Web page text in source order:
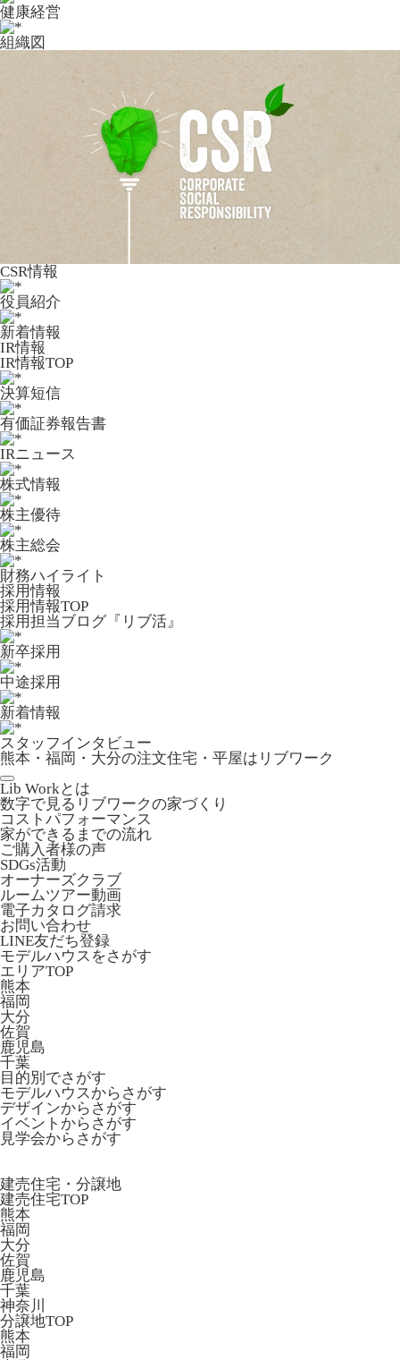
健康経営
組織図
CSR情報
役員紹介
新着情報
IR情報
IR情報TOP
決算短信
有価証券報告書
IRニュース
株式情報
株主優待
株主総会
財務ハイライト
採用情報
採用情報TOP
採用担当ブログ『リブ活』
新卒採用
中途採用
新着情報
スタッフインタビュー
熊本・福岡・大分の注文住宅・平屋はリブワーク
Lib Workとは
数字で見るリブワークの家づくり
コストパフォーマンス
家ができるまでの流れ
ご購入者様の声
SDGs活動
オーナーズクラブ
ルームツアー動画
電子カタログ請求
お問い合わせ
LINE友だち登録
モデルハウスをさがす
エリアTOP
熊本
福岡
大分
佐賀
鹿児島
千葉
目的別でさがす
モデルハウスからさがす
デザインからさがす
イベントからさがす
見学会からさがす
建売住宅・分譲地
建売住宅TOP
熊本
福岡
大分
佐賀
鹿児島
千葉
神奈川
分譲地TOP
熊本
福岡